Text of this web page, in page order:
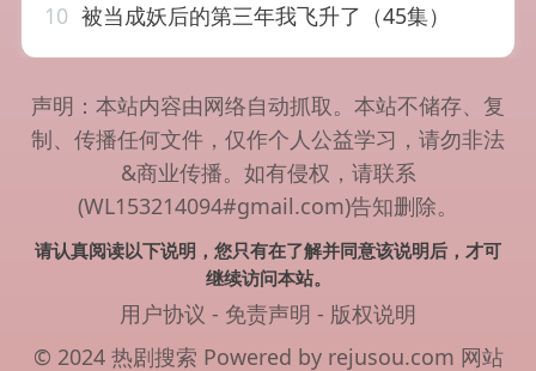
10 被当成妖后的第三年我飞升了（45集）
声明：本站内容由网络自动抓取。本站不储存、复
制、传播任何文件，仅作个人公益学习，请勿非法
&商业传播。如有侵权，请联系
(WL153214094#gmail.com)告知删除。
请认真阅读以下说明，您只有在了解并同意该说明后，才可
继续访问本站。
用户协议 - 免责声明 - 版权说明
© 2024 热剧搜索 Powered by rejusou.com 网站